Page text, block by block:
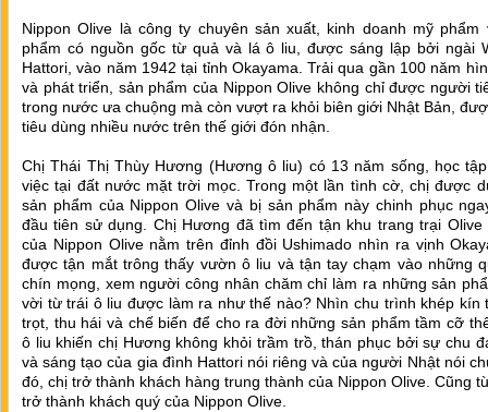
Nippon Olive là công ty chuyên sản xuất, kinh doanh mỹ phẩm
phẩm có nguồn gốc từ quả và lá ô liu, được sáng lập bởi ngài
Hattori, vào năm 1942 tại tỉnh Okayama. Trải qua gần 100 năm
và phát triển, sản phẩm của Nippon Olive không chỉ được người
trong nước ưa chuộng mà còn vượt ra khỏi biên giới Nhật Bản,
tiêu dùng nhiều nước trên thế giới đón nhận.
Chị Thái Thị Thùy Hương (Hương ô liu) có 13 năm sống, học
việc tại đất nước mặt trời mọc. Trong một lần tình cờ, chị được
sản phẩm của Nippon Olive và bị sản phẩm này chinh phục
đầu tiên sử dụng. Chị Hương đã tìm đến tận khu trang trại Olive
của Nippon Olive nằm trên đỉnh đồi Ushimado nhìn ra vịnh
được tận mắt trông thấy vườn ô liu và tận tay chạm vào những
chín mọng, xem người công nhân chăm chỉ làm ra những sản
vời từ trái ô liu được làm ra như thế nào? Nhìn chu trình khép kín
trọt, thu hái và chế biến để cho ra đời những sản phẩm tầm cỡ
ô liu khiến chị Hương không khỏi trầm trồ, thán phục bởi sự chu
và sáng tạo của gia đình Hattori nói riêng và của người Nhật nói
đó, chị trở thành khách hàng trung thành của Nippon Olive. Cũng
trở thành khách quý của Nippon Olive.